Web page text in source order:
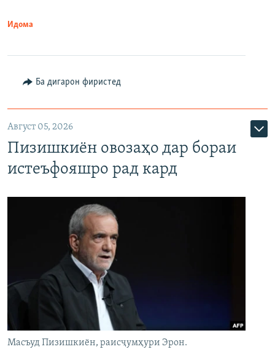
Идома
Ба дигарон фиристед
Август 05, 2026
Пизишкиён овозаҳо дар бораи
истеъфояшро рад кард
Масъуд Пизишкиён, раисҷумҳури Эрон.